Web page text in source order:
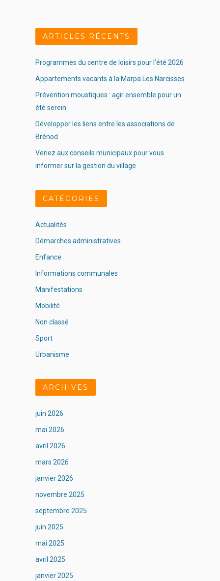
ARTICLES RÉCENTS
Programmes du centre de loisirs pour l’été 2026
Appartements vacants à la Marpa Les Narcisses
Prévention moustiques : agir ensemble pour un
été serein
Développer les liens entre les associations de
Brénod
Venez aux conseils municipaux pour vous
informer sur la gestion du village
CATÉGORIES
Actualités
Démarches administratives
Enfance
Informations communales
Manifestations
Mobilité
Non classé
Sport
Urbanisme
ARCHIVES
juin 2026
mai 2026
avril 2026
mars 2026
janvier 2026
novembre 2025
septembre 2025
juin 2025
mai 2025
avril 2025
janvier 2025